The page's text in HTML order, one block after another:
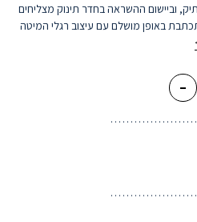
וביישום ההשראה בחדר תינוק מצליחים
באופן מושלם עם עיצוב רגלי המיטה
-